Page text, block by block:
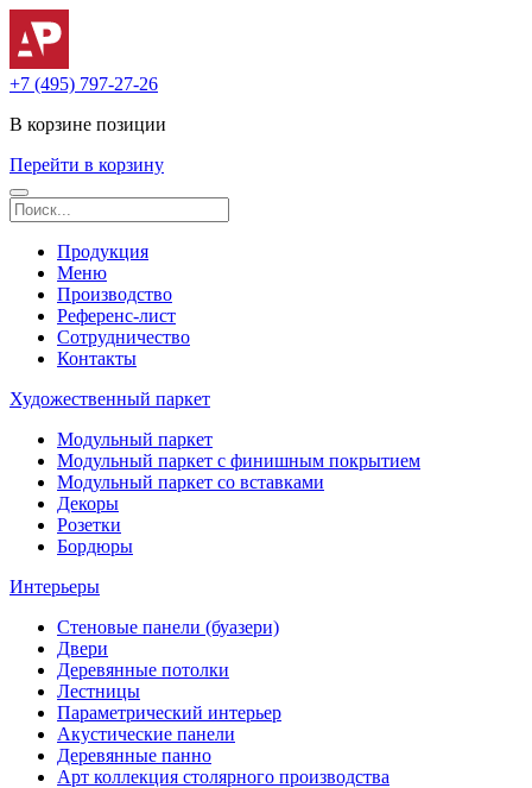
+7 (495) 797-27-26
В корзине позиции
Перейти в корзину
Продукция
Меню
Производство
Референс-лист
Сотрудничество
Контакты
Художественный паркет
Модульный паркет
Модульный паркет с финишным покрытием
Модульный паркет со вставками
Декоры
Розетки
Бордюры
Интерьеры
Стеновые панели (буазери)
Двери
Деревянные потолки
Лестницы
Параметрический интерьер
Акустические панели
Деревянные панно
Арт коллекция столярного производства